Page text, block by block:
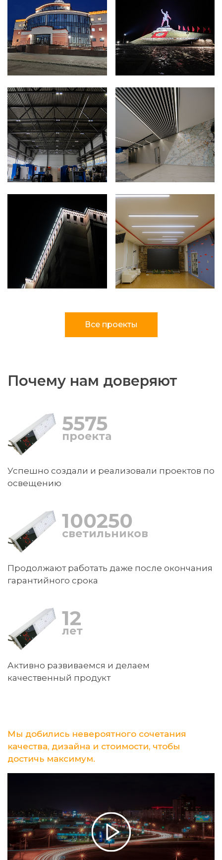
Все проекты
Почему нам доверяют
5582
проекта
Успешно создали и реализовали проектов по
освещению
100250
светильников
Продолжают работать даже после окончания
гарантийного срока
12
лет
Активно развиваемся и делаем
качественный продукт
Мы добились невероятного сочетания
качества, дизайна и стоимости, чтобы
достичь максимум.